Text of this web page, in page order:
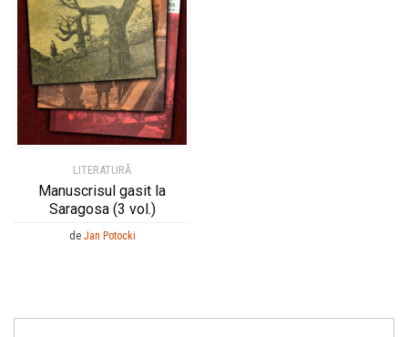
LITERATURĂ
Manuscrisul gasit la
Saragosa (3 vol.)
de Jan Potocki